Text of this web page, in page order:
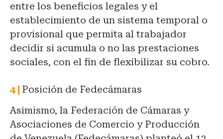
entre los beneficios legales y el
establecimiento de un sistema temporal o
provisional que permita al trabajador
decidir si acumula o no las prestaciones
sociales, con el fin de flexibilizar su cobro.
Posición de Fedecámaras
Asimismo, la Federación de Cámaras y
Asociaciones de Comercio y Producción